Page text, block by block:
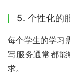
5. 个性化的
每个学生的学习
写服务通常都
求。